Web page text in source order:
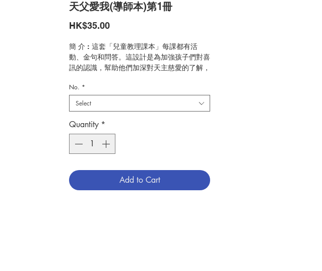
天父愛我(導師本)第1冊
HK$35.00Price
簡 介 : 這套「兒童教理課本」每課都有活
動、金句和問答。這設計是為加強孩子們對喜
訊的認識，幫助他們加深對天主慈愛的了解，
彼此相愛。每冊課本都有「導師手冊」協助導
師或家長陪同孩子們一起學習。第一冊《天父
愛我》適合6-7歲的兒童。
作者：香港教區教理委員會
出版：公教真理學會
頁數：76
ISBN:9789628909452
No. 3056009168
No. *
Select
Quantity *
Add to Cart